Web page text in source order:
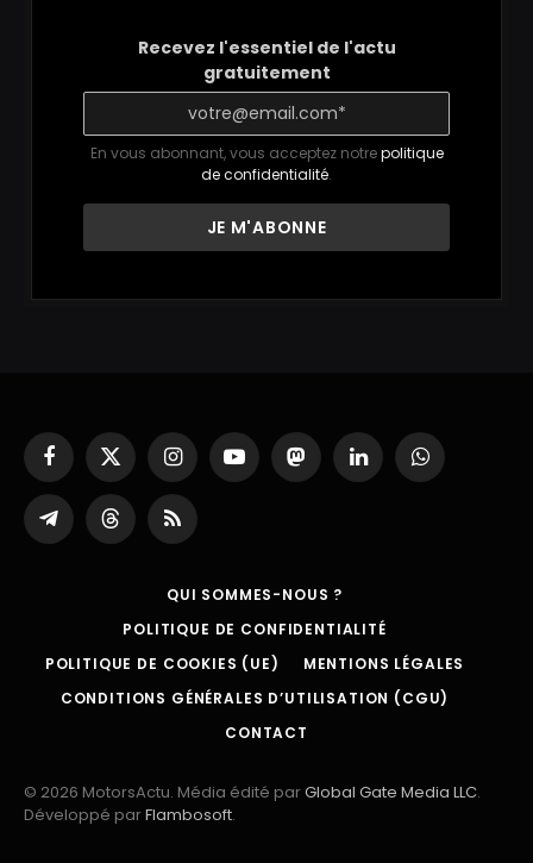
Recevez l'essentiel de l'actu
gratuitement
En vous abonnant, vous acceptez notrepolitique
de confidentialité.
Facebook
X
(Twitter)
InstagramYouTubeMastodonLinkedInWhatsApp
Partager
sur
ThreadsRSS
QUI SOMMES-NOUS ?
POLITIQUE DE CONFIDENTIALITÉ
POLITIQUE DE COOKIES (UE)
MENTIONS LÉGALES
CONDITIONS GÉNÉRALES D’UTILISATION (CGU)
CONTACT
© 2026 MotorsActu. Média édité parGlobal Gate Media LLC.
Développé parFlambosoft.